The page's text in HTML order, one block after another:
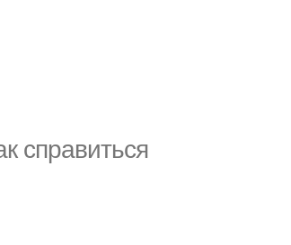
справиться